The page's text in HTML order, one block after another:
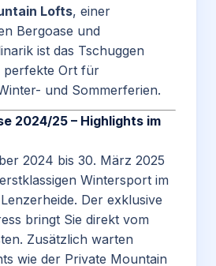
Lofts, einer
Bergoase und
ist das Tschuggen
perfekte Ort für
und Sommerferien.
2024/25 – Highlights im
2024 bis 30. März 2025
Wintersport im
Der exklusive
bringt Sie direkt vom
Zusätzlich warten
wie der Private Mountain